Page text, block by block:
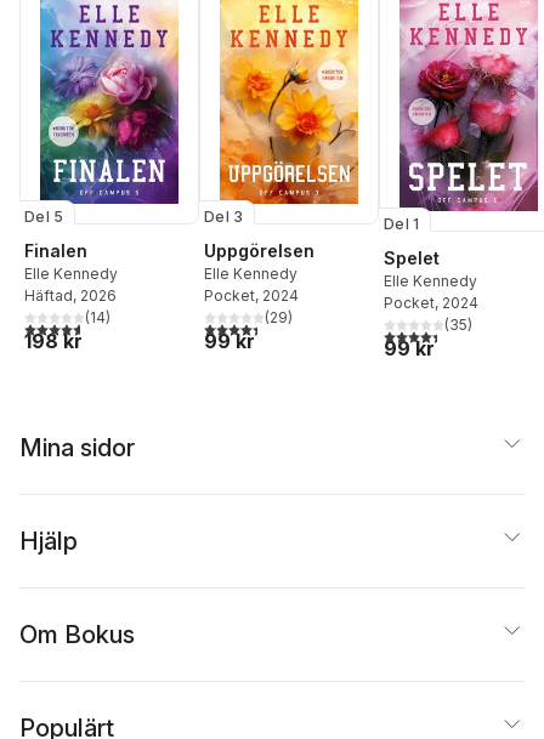
Del 5
Finalen
Elle Kennedy
Häftad, 2026
4,6utav 5 stjärnor. Totalt antal röster:
(14)
198 kr
Del 3
Uppgörelsen
Elle Kennedy
Pocket, 2024
4,4utav 5 stjärnor. Totalt antal röster:
(29)
99 kr
Del 1
Spelet
Elle Kennedy
Pocket, 2024
4,4utav 5 stjärnor.
(35)
99 kr
Mina sidor
Hjälp
Om Bokus
Populärt